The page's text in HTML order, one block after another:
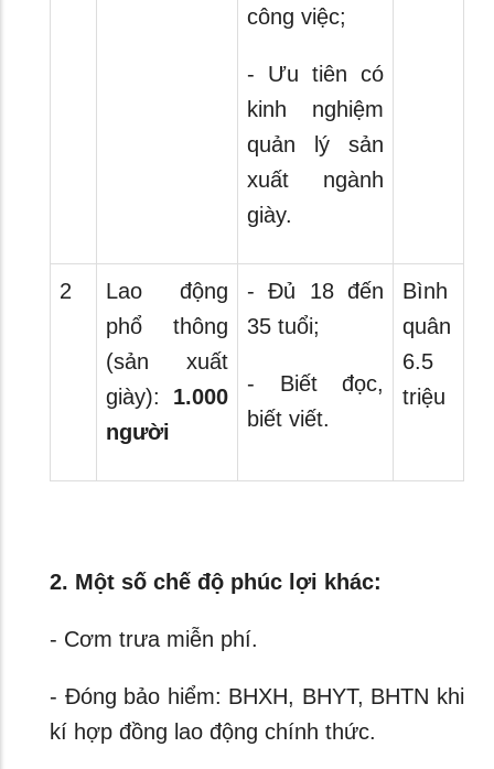
công việc;
- Ưu tiên có
kinh nghiệm
quản lý sản
xuất ngành
giày.
2
Lao động
phổ thông
(sản xuất
giày): 1.000
người
- Đủ 18 đến
35 tuổi;
- Biết đọc,
biết viết.
Bình
quân
6.5
triệu
2. Một số chế độ phúc lợi khác:
- Cơm trưa miễn phí.
- Đóng bảo hiểm: BHXH, BHYT, BHTN khi
kí hợp đồng lao động chính thức.